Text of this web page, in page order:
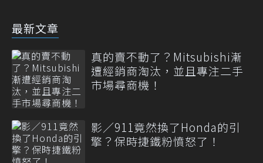
最新文章
真的賣不動了？Mitsubishi漸
遭經銷商淘汰，並且專注二手
市場尋商機！
影／911竟然換了Honda的引
擎？保時捷鐵粉憤怒了！